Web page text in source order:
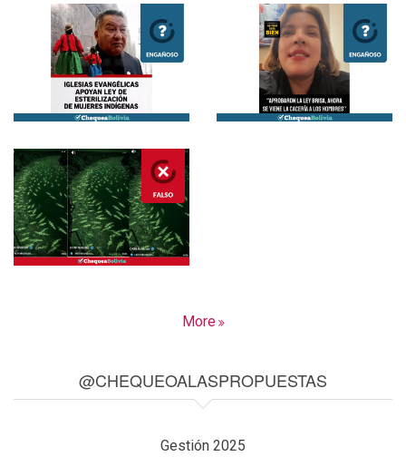
More
@CHEQUEOALASPROPUESTAS
Gestión 2025